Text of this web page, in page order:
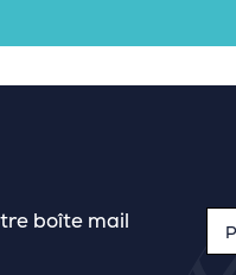
boîte mail